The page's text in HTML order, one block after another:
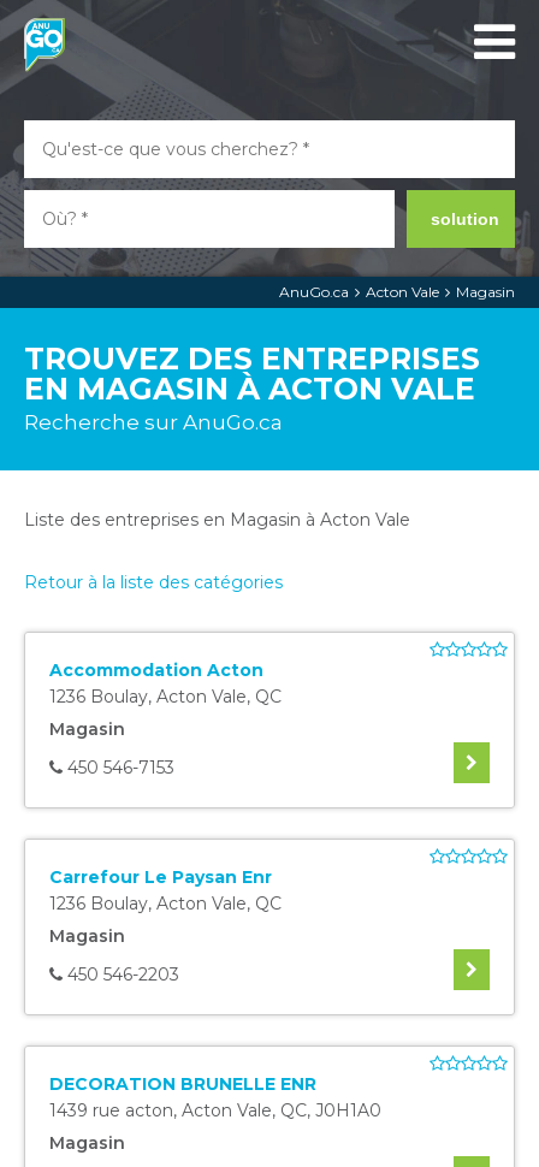
solution
AnuGo.ca Acton Vale Magasin
TROUVEZ DES ENTREPRISES
EN MAGASIN À ACTON VALE
Recherche sur AnuGo.ca
Liste des entreprises en Magasin à Acton Vale
Retour à la liste des catégories
Accommodation Acton
1236 Boulay, Acton Vale, QC
Magasin
450 546-7153
Carrefour Le Paysan Enr
1236 Boulay, Acton Vale, QC
Magasin
450 546-2203
DECORATION BRUNELLE ENR
1439 rue acton, Acton Vale, QC, J0H1A0
Magasin